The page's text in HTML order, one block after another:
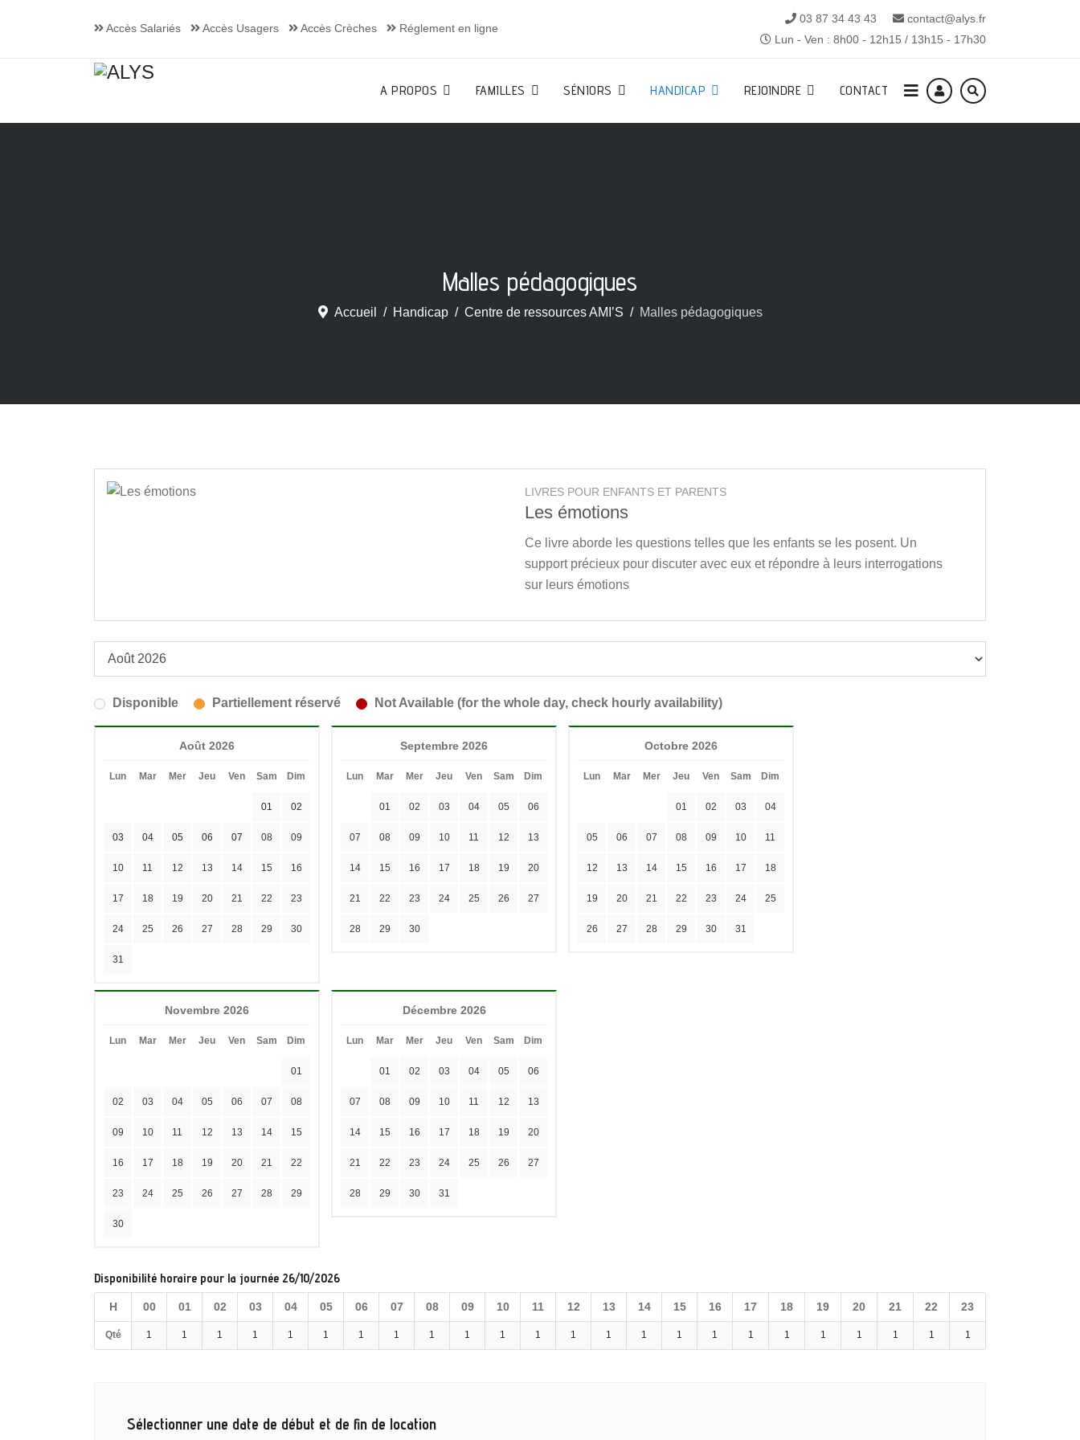
Accès Salariés Accès Usagers Accès Crèches Réglement en ligne
03 87 34 43 43
contact@alys.fr
Lun - Ven : 8h00 - 12h15 / 13h15 - 17h30
A PROPOS FAMILLES SÉNIORS HANDICAP REJOINDRE CONTACT
Malles pédagogiques
Accueil Handicap Centre de ressources AMI’S Malles pédagogiques
LIVRES POUR ENFANTS ET PARENTS
Les émotions
Ce livre aborde les questions telles que les enfants se les posent. Un
support précieux pour discuter avec eux et répondre à leurs interrogations
sur leurs émotions
Disponible Partiellement réservé Not Available (for the whole day, check hourly availability)
Août 2026
Lun Mar Mer Jeu Ven Sam Dim
01 02
03 04 05 06 07 08 09
10 11 12 13 14 15 16
17 18 19 20 21 22 23
24 25 26 27 28 29 30
31
Septembre 2026
Lun Mar Mer Jeu Ven Sam Dim
01 02 03 04 05 06
07 08 09 10 11 12 13
14 15 16 17 18 19 20
21 22 23 24 25 26 27
28 29 30
Octobre 2026
Lun Mar Mer Jeu Ven Sam Dim
01 02 03 04
05 06 07 08 09 10 11
12 13 14 15 16 17 18
19 20 21 22 23 24 25
26 27 28 29 30 31
Novembre 2026
Lun Mar Mer Jeu Ven Sam Dim
01
02 03 04 05 06 07 08
09 10 11 12 13 14 15
16 17 18 19 20 21 22
23 24 25 26 27 28 29
30
Décembre 2026
Lun Mar Mer Jeu Ven Sam Dim
01 02 03 04 05 06
07 08 09 10 11 12 13
14 15 16 17 18 19 20
21 22 23 24 25 26 27
28 29 30 31
Disponibilité horaire pour la journée 26/10/2026
H 00 01 02 03 04 05 06 07 08 09 10 11 12 13 14 15 16 17 18 19 20 21 22 23
Qté 1 1 1 1 1 1 1 1 1 1 1 1 1 1 1 1 1 1 1 1 1 1 1 1
Sélectionner une date de début et de fin de location